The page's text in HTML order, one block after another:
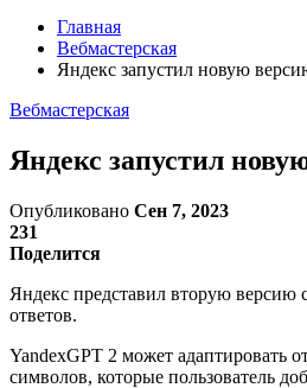
Главная
Вебмастерская
Яндекс запустил новую
Вебмастерская
Яндекс запустил
Опубликовано Сен 7, 2023
231
Поделится
Яндекс представил вторую версию
ответов.
YandexGPT 2 может адаптировать
символов, которые пользователь